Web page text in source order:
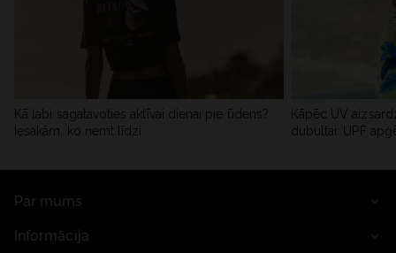
Kā labi sagatavoties aktīvai dienai pie ūdens?
Iesakām, ko ņemt līdzi
Kāpēc UV
dubultai: UPF
Par mums
Informācija